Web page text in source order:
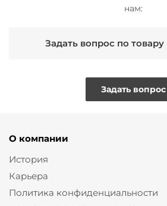
нам:
Задать вопрос по
Задать вопрос
О компании
История
Карьера
Политика конфиденциальности